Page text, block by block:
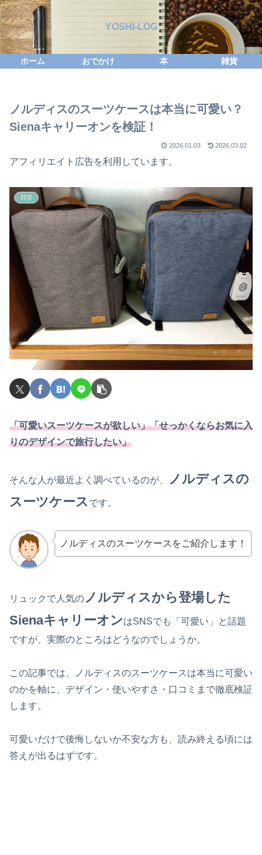
YOSHI-LOG
ホーム おでかけ 本 雑貨
ノルディスのスーツケースは本当に可愛い？
Sienaキャリーオンを検証！
2026.01.03 2026.03.02
アフィリエイト広告を利用しています。
雑貨
「可愛いスーツケースが欲しい」「せっかくならお気に入
りのデザインで旅行したい」
そんな人が最近よく調べているのが、
ノルディスの
スーツケース です。
ノルディスのスーツケースをご紹介します！
リュックで人気のノルディスから登場した
SienaキャリーオンはSNSでも「可愛い」と話題
ですが、実際のところはどうなのでしょうか。
この記事では、ノルディスのスーツケースは本当に可愛い
のかを軸に、デザイン・使いやすさ・口コミまで徹底検証
します。
可愛いだけで後悔しないか不安な方も、読み終える頃には
答えが出るはずです。